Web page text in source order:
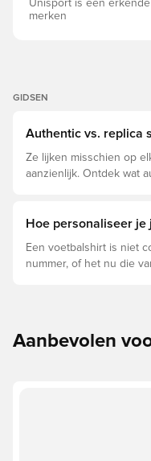
Unisport is een
merken
GIDSEN
Authentic vs. replica
Ze lijken misschien op
aanzienlijk. Ontdek wat
Hoe personaliseer je
Een voetbalshirt is niet
nummer, of het nu die
Aanbevolen